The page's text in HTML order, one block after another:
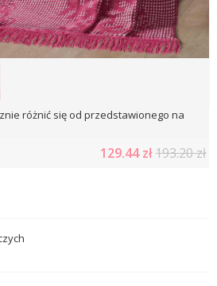
różnić się od przedstawionego na
129.44zł193.20 zł